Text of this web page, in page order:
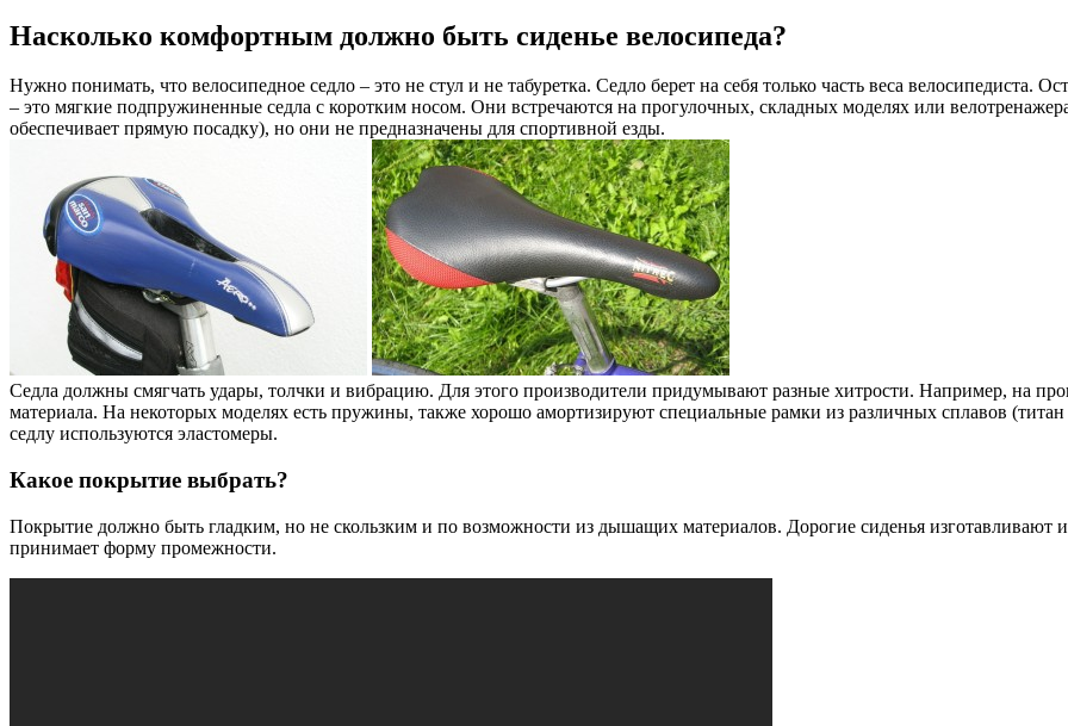
Насколько комфортным должно быть сиденье велосипеда?
Нужно понимать, что велосипедное седло – это не стул и не табуретка. Седло берет на себя только часть веса велосипедиста.
– это мягкие подпружиненные седла с коротким носом. Они встречаются на прогулочных, складных моделях или
обеспечивает прямую посадку), но они не предназначены для спортивной езды.
Седла должны смягчать удары, толчки и вибрацию. Для этого производители придумывают разные хитрости. Например, на
материала. На некоторых моделях есть пружины, также хорошо амортизируют специальные рамки из различных сплавов
седлу используются эластомеры.
Какое покрытие выбрать?
Покрытие должно быть гладким, но не скользким и по возможности из дышащих материалов. Дорогие сиденья изготавливают
принимает форму промежности.